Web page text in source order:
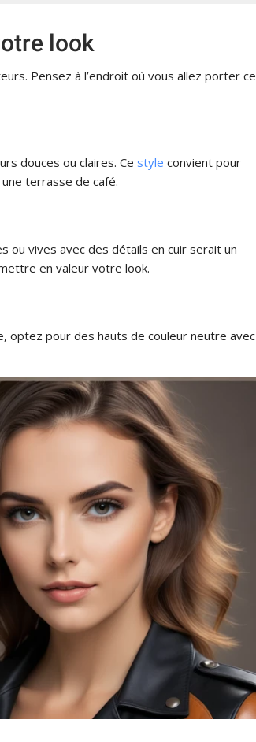
look
Pensez à l’endroit où vous allez porter ce
douces ou claires. Ce style convient pour
terrasse de café.
ou vives avec des détails en cuir serait un
en valeur votre look.
optez pour des hauts de couleur neutre avec